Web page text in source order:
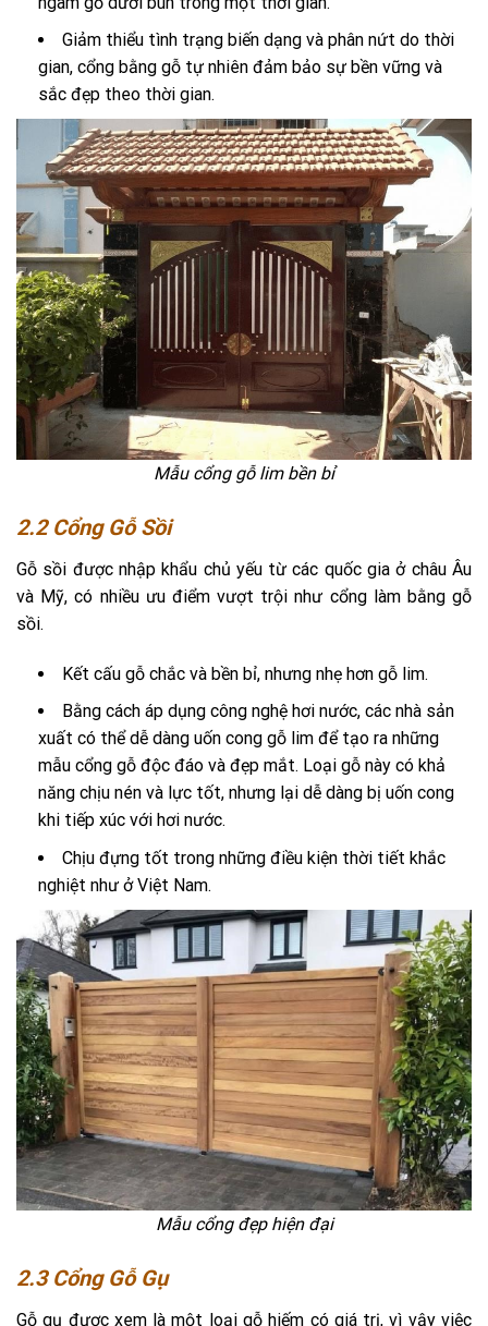
Giảm thiểu tình trạng biến dạng và phân nứt do thời
gian, cổng bằng gỗ tự nhiên đảm bảo sự bền vững và
sắc đẹp theo thời gian.
Mẫu cổng gỗ lim bền bỉ
2.2 Cổng Gỗ Sồi
Gỗ sồi được nhập khẩu chủ yếu từ các quốc gia ở châu Âu
và Mỹ, có nhiều ưu điểm vượt trội như cổng làm bằng gỗ
sồi.
Kết cấu gỗ chắc và bền bỉ, nhưng nhẹ hơn gỗ lim.
Bằng cách áp dụng công nghệ hơi nước, các nhà sản
xuất có thể dễ dàng uốn cong gỗ lim để tạo ra những
mẫu cổng gỗ độc đáo và đẹp mắt. Loại gỗ này có khả
năng chịu nén và lực tốt, nhưng lại dễ dàng bị uốn cong
khi tiếp xúc với hơi nước.
Chịu đựng tốt trong những điều kiện thời tiết khắc
nghiệt như ở Việt Nam.
Mẫu cổng đẹp hiện đại
2.3 Cổng Gỗ Gụ
Gỗ gụ được xem là một loại gỗ hiếm có giá trị, vì vậy việc